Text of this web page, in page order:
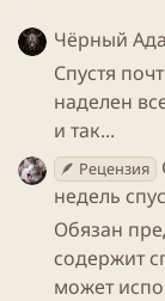
Чёрный
Спустя
наделен
и так...
🪶 Рецензия
недель
Обязан
содержит
может